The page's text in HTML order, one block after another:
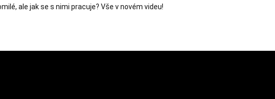
ale jak se s nimi pracuje? Vše v novém videu!